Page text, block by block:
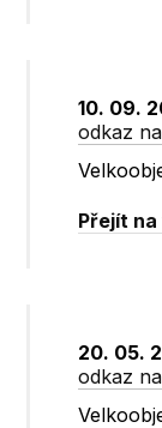
10. 09.
odkaz
Přejít
20. 05.
odkaz